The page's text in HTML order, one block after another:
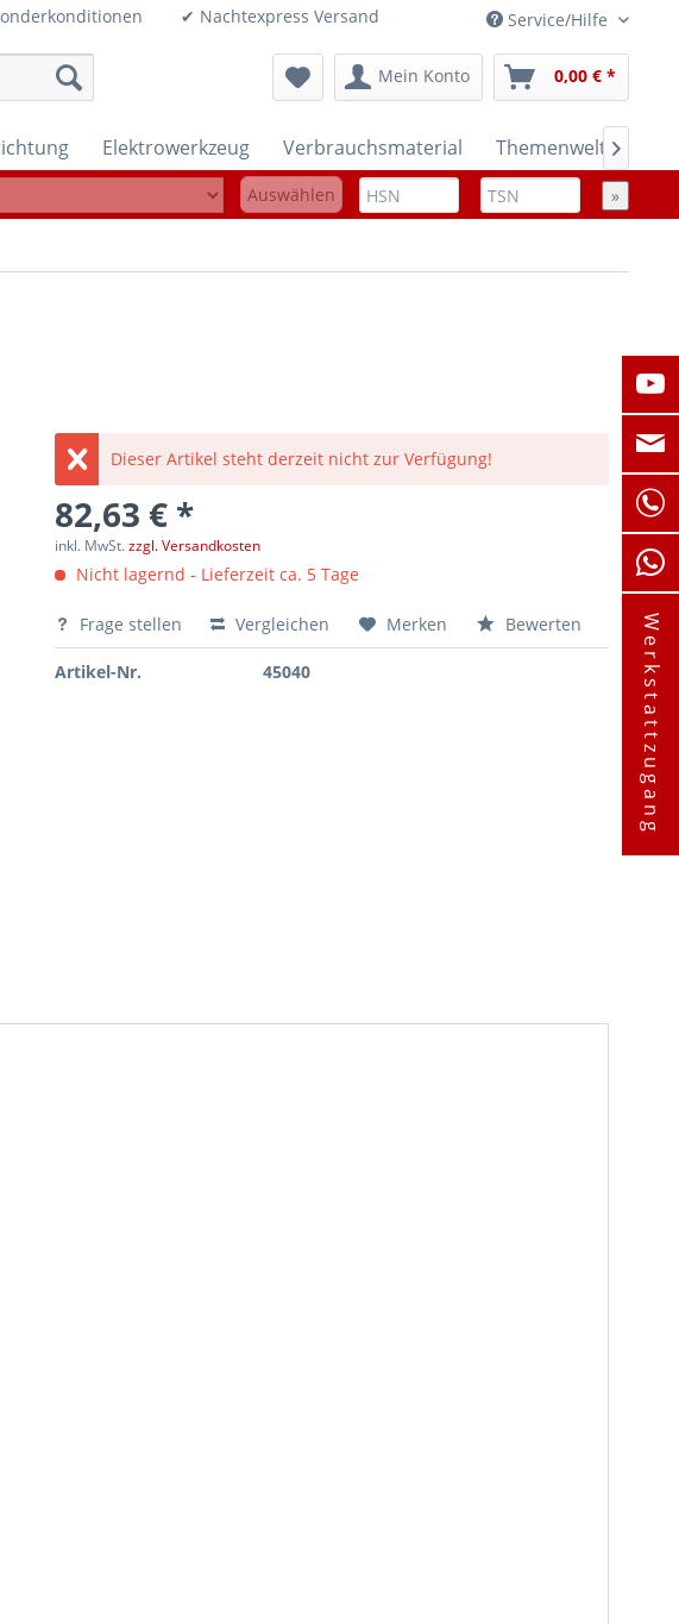
✔ Nachtexpress Versand Service/Hilfe
Mein Konto 0,00 € *
Elektrowerkzeug Verbrauchsmaterial Themenwelten

Auswählen »
Dieser Artikel steht derzeit nicht zur Verfügung!
82,63 € *
inkl. MwSt.zzgl. Versandkosten
Nicht lagernd - Lieferzeit ca. 5 Tage
Frage stellen Vergleichen Merken Bewerten
Artikel-Nr. 45040 Werkstattzugang